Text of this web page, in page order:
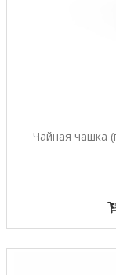
Чайная чашка